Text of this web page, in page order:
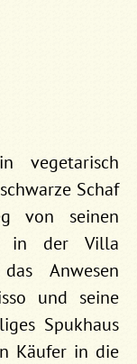
vegetarisch
Schaf
von seinen
in der Villa
Anwesen
und seine
Spukhaus
Käufer in die